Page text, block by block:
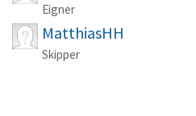
Eigner
MatthiasHH
Skipper